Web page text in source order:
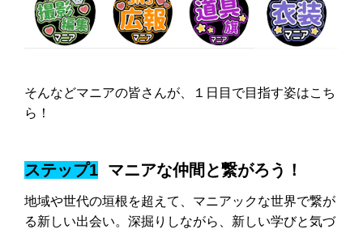
そんなどマニアの皆さんが、１日目で目指す姿はこち
ら！
ステップ1 マニアな仲間と繋がろう！
地域や世代の垣根を超えて、マニアックな世界で繋が
る新しい出会い。深掘りしながら、新しい学びと気づ